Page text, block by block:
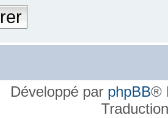
Développé par phpBB®